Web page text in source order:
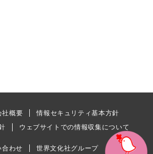
社概要
情報セキュリティ基本方針
ウェブサイトでの情報収集について
合わせ 世界文化社グループ